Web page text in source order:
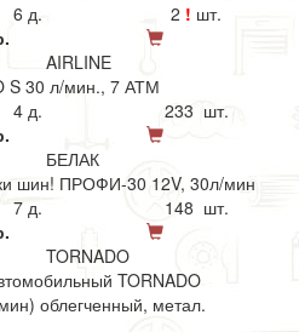
6 д. 2 ! шт.
AIRLINE
S 30 л/мин., 7 АТМ
4 д.
233 шт.
БЕЛАК
шин! ПРОФИ-30 12V, 30л/мин
7 д.
148 шт.
TORNADO
TORNADO
облегченный, метал.